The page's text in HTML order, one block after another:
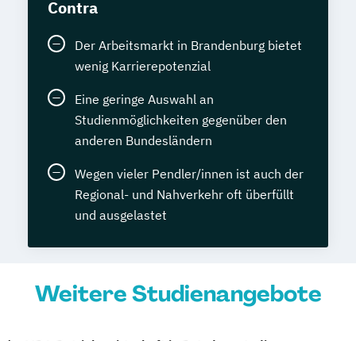
Contra
Der Arbeitsmarkt in Brandenburg bietet
wenig Karrierepotenzial
Eine geringe Auswahl an
Studienmöglichkeiten gegenüber den
anderen Bundesländern
Wegen vieler Pendler/innen ist auch der
Regional- und Nahverkehr oft überfüllt
und ausgelastet
Weitere Studienangebote